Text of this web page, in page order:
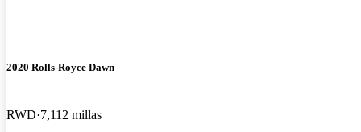
2020 Rolls-Royce Dawn
RWD 7,112 millas